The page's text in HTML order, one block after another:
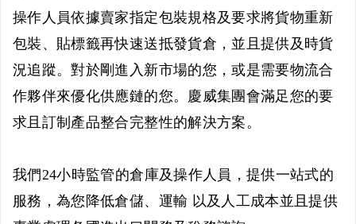
操作人員依據賣家指定包裝規格及要求將貨物重新
包裝、貼標籤再快速送抵發貨倉，並且提供及時貨
況追蹤。對於剛進入新市場的您，或是需要物流合
作夥伴來優化供應鏈的您。慶威集團會滿足您的要
求且訂制產品整合完整性的解決方案。
我們24小時監管的倉庫及操作人員，提供一站式的
服務，為您降低倉儲、運輸 以及人工成本並且提供